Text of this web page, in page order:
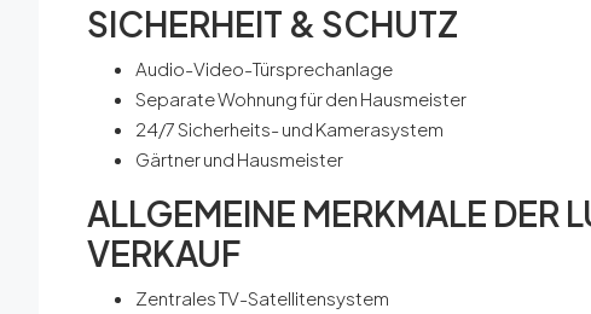
SICHERHEIT & SCHUTZ
Audio-Video-Türsprechanlage
Separate Wohnung für den Hausmeister
24/7 Sicherheits- und Kamerasystem
Gärtner und Hausmeister
ALLGEMEINE MERKMALE DER
VERKAUF
Zentrales TV-Satellitensystem